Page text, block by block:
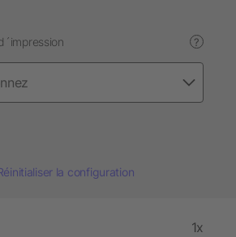
?
la configuration
1x